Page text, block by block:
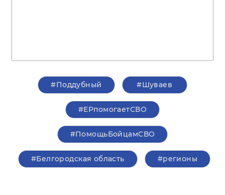
#Поддубный #Шуваев
#ЕРпомогаетСВО
#ПомощьБойцамСВО
#Белгородская область #регионы